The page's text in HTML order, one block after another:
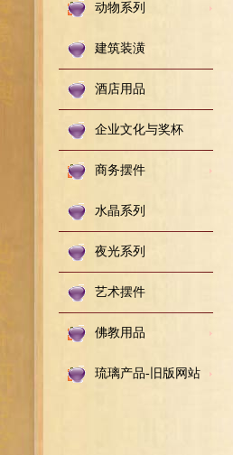
动物系列
建筑装潢
酒店用品
企业文化与奖杯
商务摆件
水晶系列
夜光系列
艺术摆件
佛教用品
琉璃产品-旧版网站